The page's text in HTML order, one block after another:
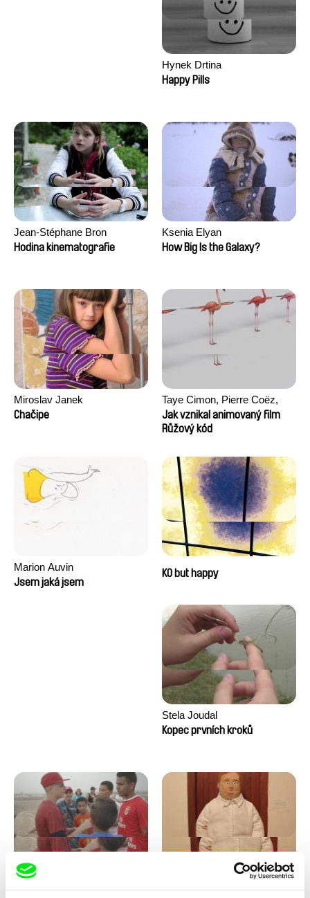
Hynek Drtina
Happy Pills
Jean-Stéphane Bron
Hodina kinematografie
Ksenia Elyan
How Big Is the Galaxy?
Miroslav Janek
Chačipe
Taye Cimon, Pierre Coëz,
Julie Groux, Sandra Leydier,
Manuarii Morel, Romain
Jak vznikal animovaný film
Růžový kód
Marion Auvin
Jsem jaká jsem
KO but happy
Stela Joudal
Kopec prvních kroků
Tomáš Bojar, Rozálie
Trinidad Plass Caussade,